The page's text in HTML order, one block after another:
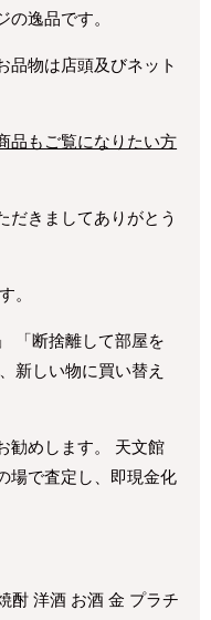
逸品です。
品物は店頭及びネット
品もご覧になりたい方
だきましてありがとう
。
「断捨離して部屋を
新しい物に買い替え
勧めします。 天文館
場で査定し、即現金化
酎 洋酒 お酒 金 プラチ